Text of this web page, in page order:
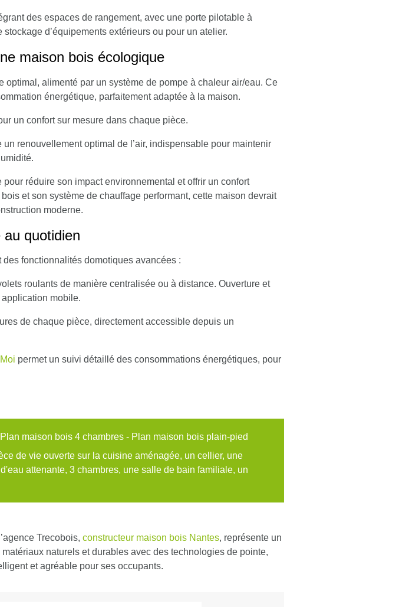
des espaces de rangement, avec une porte pilotable à
d’équipements extérieurs ou pour un atelier.
maison bois écologique
optimal, alimenté par un système de pompe à chaleur air/eau. Ce
énergétique, parfaitement adaptée à la maison.
un confort sur mesure dans chaque pièce.
un renouvellement optimal de l’air, indispensable pour maintenir
réduire son impact environnemental et offrir un confort
et son système de chauffage performant, cette maison devrait
moderne.
quotidien
fonctionnalités domotiques avancées :
roulants de manière centralisée ou à distance. Ouverture et
application mobile.
de chaque pièce, directement accessible depuis un
permet un suivi détaillé des consommations énergétiques, pour
maison bois 4 chambres - Plan maison bois plain-pied
de vie ouverte sur la cuisine aménagée, un cellier, une
attenante, 3 chambres, une salle de bain familiale, un
Trecobois, constructeur maison bois Nantes, représente un
naturels et durables avec des technologies de pointe,
et agréable pour ses occupants.